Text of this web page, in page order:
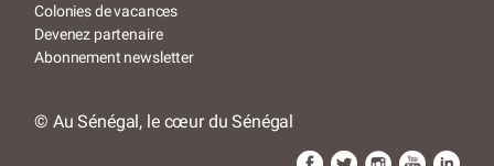
Colonies de vacances
Devenez partenaire
Abonnement newsletter
© Au Sénégal, le cœur du Sénégal